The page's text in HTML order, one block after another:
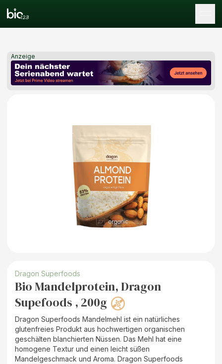
Anzeige
Dragon Superfoods
Bio Mandelprotein, Dragon
Supefoods , 200g
Dragon Superfoods Mandelmehl ist ein natürliches
glutenfreies Produkt aus hochwertigen organischen
geschälten blanchierten Nüssen. Das Mehl hat eine
homogene Textur und einen leicht süßen
Mandelgeschmack und Aroma. Dragon Superfoods